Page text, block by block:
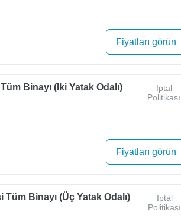
Fiyatları görün
Binayı (iki Yatak Odalı)
İptal
Politikası
Fiyatları görün
Tüm Binayı (üç Yatak Odalı)
İptal
Politikası